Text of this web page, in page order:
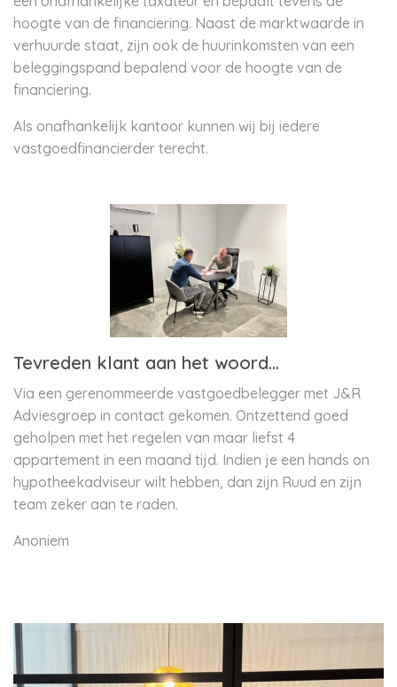
hoogte van de financiering. Naast de marktwaarde in
verhuurde staat, zijn ook de huurinkomsten van een
beleggingspand bepalend voor de hoogte van de
financiering.
Als onafhankelijk kantoor kunnen wij bij iedere
vastgoedfinancierder terecht.
Tevreden klant aan het woord…
Via een gerenommeerde vastgoedbelegger met J&R
Adviesgroep in contact gekomen. Ontzettend goed
geholpen met het regelen van maar liefst 4
appartement in een maand tijd. Indien je een hands on
hypotheekadviseur wilt hebben, dan zijn Ruud en zijn
team zeker aan te raden.
Anoniem